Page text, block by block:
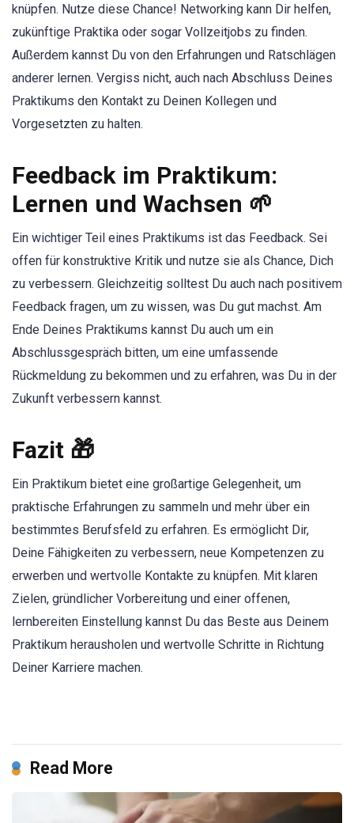
knüpfen. Nutze diese Chance! Networking kann Dir helfen,
zukünftige Praktika oder sogar Vollzeitjobs zu finden.
Außerdem kannst Du von den Erfahrungen und Ratschlägen
anderer lernen. Vergiss nicht, auch nach Abschluss Deines
Praktikums den Kontakt zu Deinen Kollegen und
Vorgesetzten zu halten.
Feedback im Praktikum:
Lernen und Wachsen 🌱
Ein wichtiger Teil eines Praktikums ist das Feedback. Sei
offen für konstruktive Kritik und nutze sie als Chance, Dich
zu verbessern. Gleichzeitig solltest Du auch nach positivem
Feedback fragen, um zu wissen, was Du gut machst. Am
Ende Deines Praktikums kannst Du auch um ein
Abschlussgespräch bitten, um eine umfassende
Rückmeldung zu bekommen und zu erfahren, was Du in der
Zukunft verbessern kannst.
Fazit 🎁
Ein Praktikum bietet eine großartige Gelegenheit, um
praktische Erfahrungen zu sammeln und mehr über ein
bestimmtes Berufsfeld zu erfahren. Es ermöglicht Dir,
Deine Fähigkeiten zu verbessern, neue Kompetenzen zu
erwerben und wertvolle Kontakte zu knüpfen. Mit klaren
Zielen, gründlicher Vorbereitung und einer offenen,
lernbereiten Einstellung kannst Du das Beste aus Deinem
Praktikum herausholen und wertvolle Schritte in Richtung
Deiner Karriere machen.
Read More